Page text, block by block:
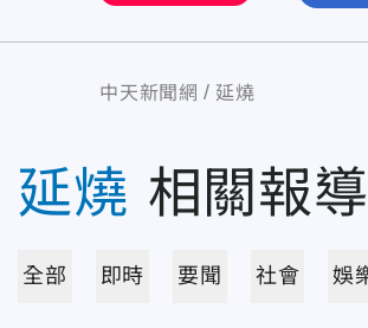
中天新聞網 延燒
延燒 相關報導
全部 即時 要聞 社會 娛